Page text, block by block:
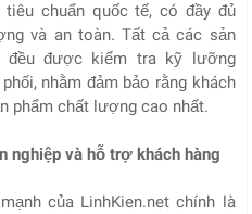
chuẩn quốc tế, có đầy đủ
và an toàn. Tất cả các sản
đều được kiểm tra kỹ lưỡng
nhằm đảm bảo rằng khách
phẩm chất lượng cao nhất.
nghiệp và hỗ trợ khách hàng
của LinhKien.net chính là